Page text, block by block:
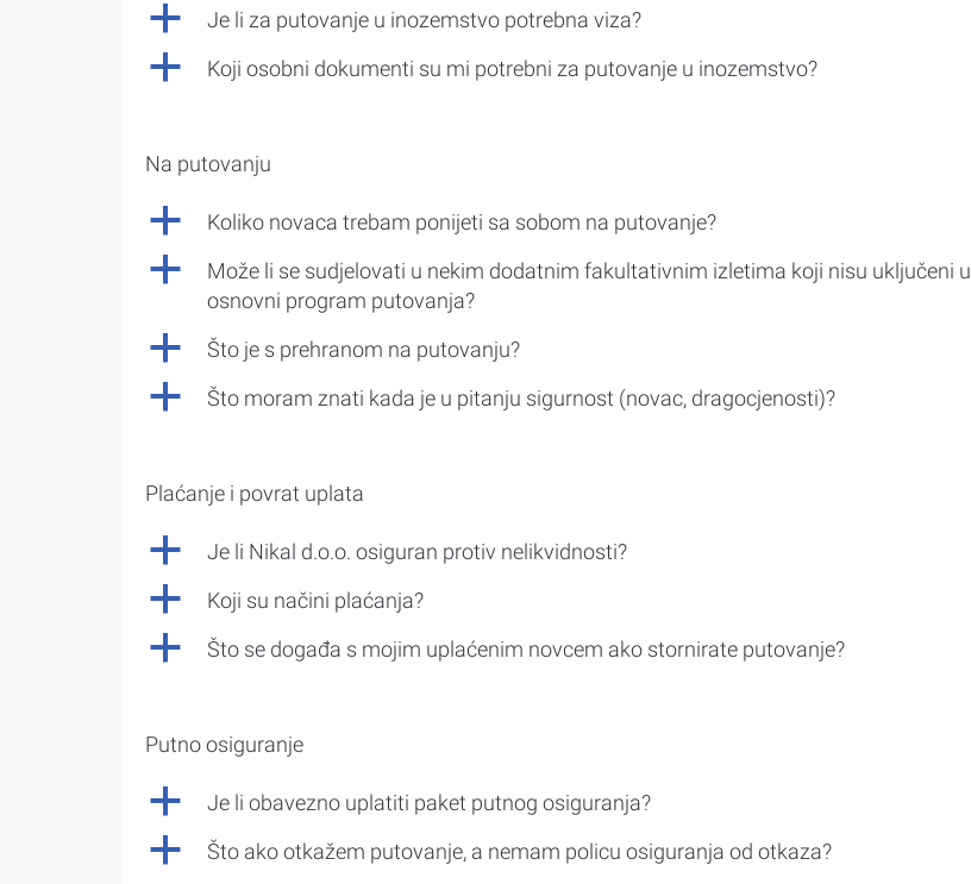
a Je li za putovanje u inozemstvo potrebna viza?
a Koji osobni dokumenti su mi potrebni za putovanje u inozemstvo?
Na putovanju
a Koliko novaca trebam ponijeti sa sobom na putovanje?
a
Može li se sudjelovati u nekim dodatnim fakultativnim izletima koji nisu uključeni u
osnovni program putovanja?
a Što je s prehranom na putovanju?
a Što moram znati kada je u pitanju sigurnost (novac, dragocjenosti)?
Plaćanje i povrat uplata
a Je li Nikal d.o.o. osiguran protiv nelikvidnosti?
a Koji su načini plaćanja?
a Što se događa s mojim uplaćenim novcem ako stornirate putovanje?
Putno osiguranje
a Je li obavezno uplatiti paket putnog osiguranja?
a Što ako otkažem putovanje, a nemam policu osiguranja od otkaza?